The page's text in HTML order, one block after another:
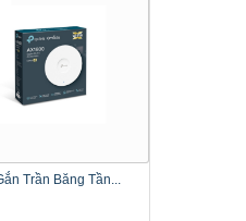
Trần Băng Tần...